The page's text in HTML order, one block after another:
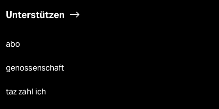
Unterstützen
abo
genossenschaft
taz zahl ich